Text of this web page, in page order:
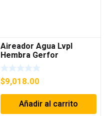
Aireador Agua Lvpl
Hembra Gerfor
$9,018.00
Añadir al carrito